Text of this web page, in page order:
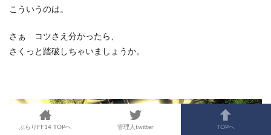
こういうのは。
さぁ コツさえ分かったら、
さくっと踏破しちゃいましょうか。
ぶらりFF14 TOPへ 管理人twitter TOPへ